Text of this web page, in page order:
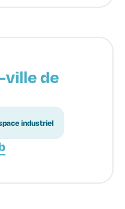
ville de
industriel